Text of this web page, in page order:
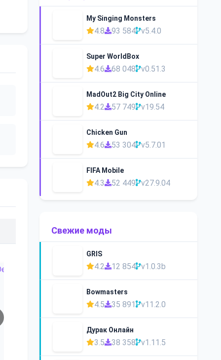
My Singing Monsters
4.8 93 584 v5.4.0
Super WorldBox
4.6 68 048 v0.51.3
MadOut2 Big City Online
4.2 57 749 v19.54
Chicken Gun
4.6 53 304 v5.7.01
FIFA Mobile
4.3 52 449 v27.9.04
Свежие моды
GRIS
4.2 12 854 v1.0.3b
Bowmasters
4.5 35 891 v11.2.0
Дурак Онлайн
3.5 38 358 v1.11.5